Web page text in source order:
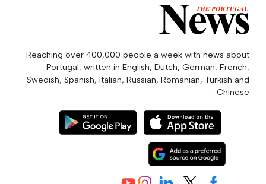
Reaching over 400,000 people a week with news about
Portugal, written in English, Dutch, German, French,
Swedish, Spanish, Italian, Russian, Romanian, Turkish and
Chinese.